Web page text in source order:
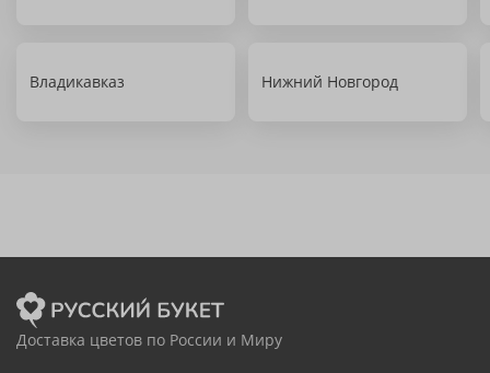
Владикавказ Нижний Новгород
Доставка цветов по России и Миру